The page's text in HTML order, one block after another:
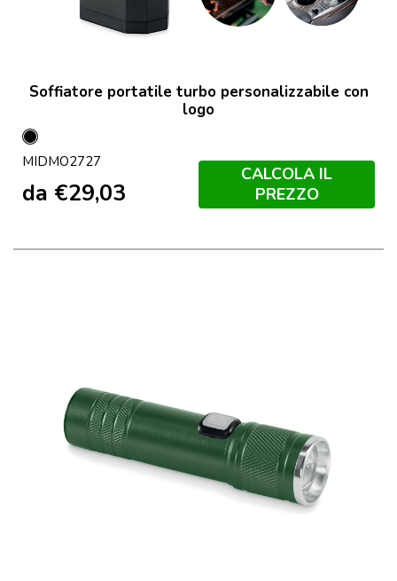
Soffiatore portatile turbo personalizzabile con
logo
Nero
MIDMO2727
da €29,03
CALCOLA IL
PREZZO